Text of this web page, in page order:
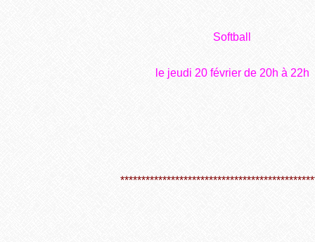
Softball
le jeudi 20 février de 20h à 22h